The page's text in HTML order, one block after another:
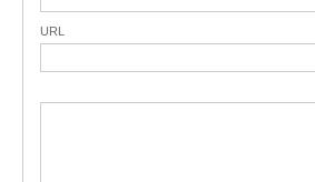
URL